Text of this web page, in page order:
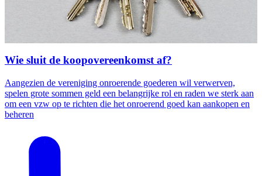
Wie sluit de koopovereenkomst af?
Aangezien de vereniging onroerende goederen wil verwerven,
spelen grote sommen geld een belangrijke rol en raden we sterk aan
om een vzw op te richten die het onroerend goed kan aankopen en
beheren